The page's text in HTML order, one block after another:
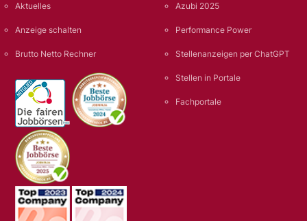
Aktuelles
Anzeige schalten
Brutto Netto Rechner
Azubi 2025
Performance Power
Stellenanzeigen per ChatGPT
Stellen in Portale
Fachportale